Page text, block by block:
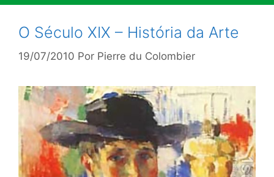
O Século XIX – História da Arte
19/07/2010 Por Pierre du Colombier